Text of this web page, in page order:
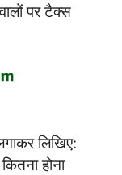
पर टैक्स
लिखिए:
होना